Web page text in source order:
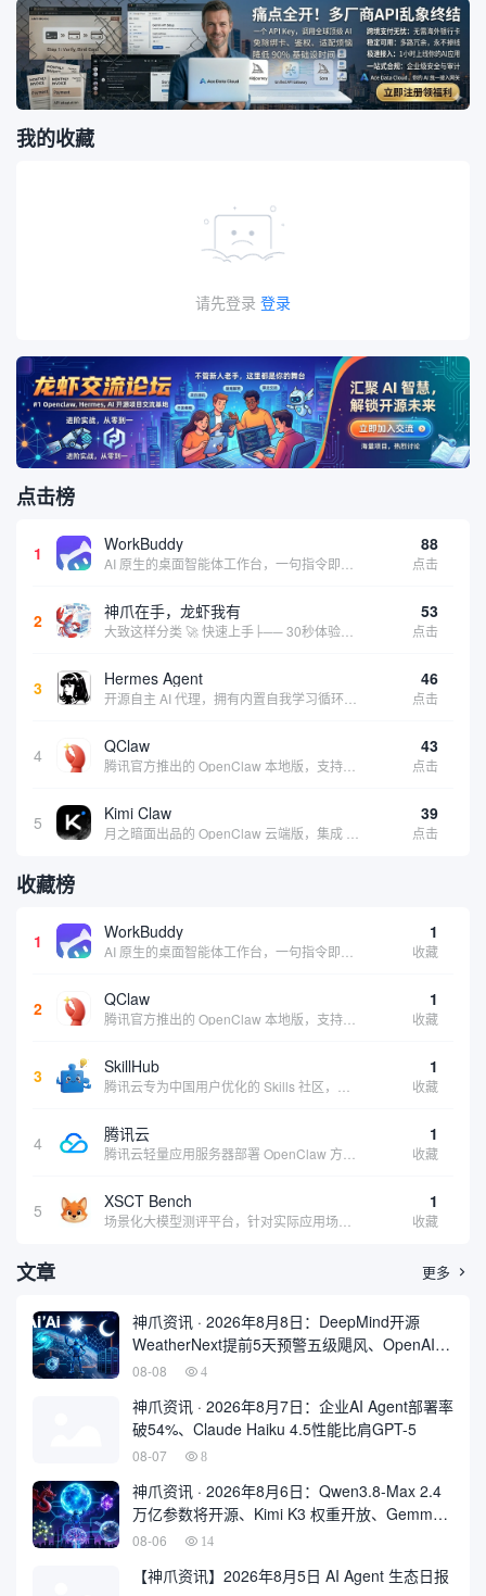
我的收藏
请先登录 登录
点击榜
1 WorkBuddy 88
点击
2 神爪在手，龙虾我有 53
点击
3 Hermes Agent 46
点击
4 QClaw 43
点击
5 Kimi Claw 39
点击
收藏榜
1 WorkBuddy 1
收藏
2 QClaw 1
收藏
3 SkillHub 1
收藏
4 腾讯云 1
收藏
5 XSCT Bench 1
收藏
文章 更多 
神爪资讯 · 2026年8月8日：DeepMind开源
WeatherNext提前5天预警五级飓风、OpenAI最
大新模型Astra曝光
08-08 4
神爪资讯 · 2026年8月7日：企业AI Agent部署率
破54%、Claude Haiku 4.5性能比肩GPT-5
08-07 8
神爪资讯 · 2026年8月6日：Qwen3.8-Max 2.4
万亿参数将开源、Kimi K3 权重开放、Gemma
4 登顶开源前三
08-06 14
【神爪资讯】2026年8月5日 AI Agent 生态日报